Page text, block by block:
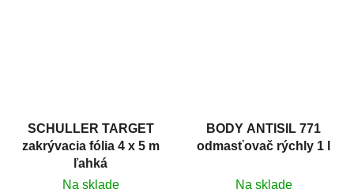
SCHULLER TARGET
zakrývacia fólia 4 x 5 m
ľahká
Na sklade
BODY ANTISIL 771
odmasťovač rýchly 1 l
Na sklade